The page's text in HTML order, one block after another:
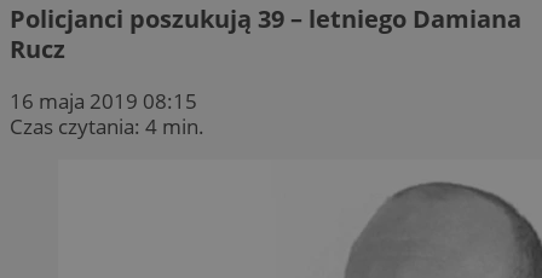
Policjanci poszukują 39 – letniego Damiana
Rucz
16 maja 2019 08:15
Czas czytania: 4 min.